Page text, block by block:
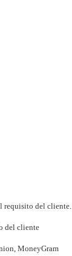
requisito del cliente.
del cliente
MoneyGram